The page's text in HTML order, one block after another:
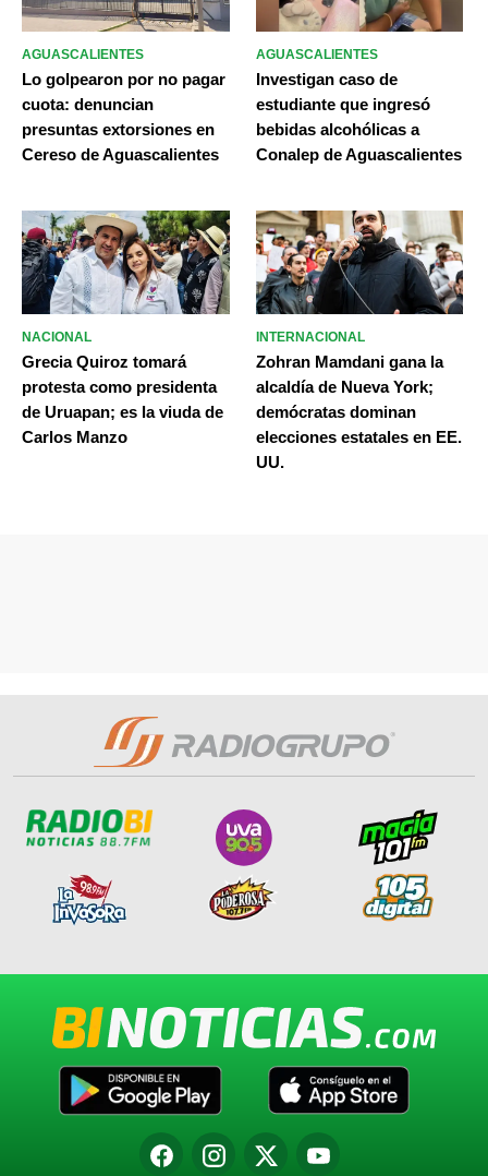
AGUASCALIENTES
Lo golpearon por no pagar
cuota: denuncian
presuntas extorsiones en
Cereso de Aguascalientes
AGUASCALIENTES
Investigan caso de
estudiante que ingresó
bebidas alcohólicas a
Conalep de Aguascalientes
NACIONAL
Grecia Quiroz tomará
protesta como presidenta
de Uruapan; es la viuda de
Carlos Manzo
INTERNACIONAL
Zohran Mamdani gana la
alcaldía de Nueva York;
demócratas dominan
elecciones estatales en EE.
UU.